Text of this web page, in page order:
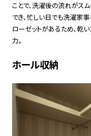
ことで、洗濯後の流れがス
でき、忙しい日でも洗濯家
ローゼットがあるため、乾
力。
ホール収納